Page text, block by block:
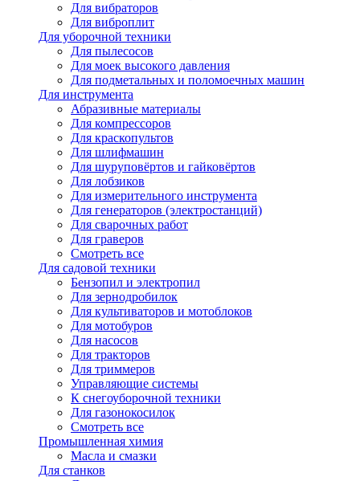
Для вибраторов
Для виброплит
Для уборочной техники
Для пылесосов
Для моек высокого давления
Для подметальных и поломоечных машин
Для инструмента
Абразивные материалы
Для компрессоров
Для краскопультов
Для шлифмашин
Для шуруповёртов и гайковёртов
Для лобзиков
Для измерительного инструмента
Для генераторов (электростанций)
Для сварочных работ
Для граверов
Смотреть все
Для садовой техники
Бензопил и электропил
Для зернодробилок
Для культиваторов и мотоблоков
Для мотобуров
Для насосов
Для тракторов
Для триммеров
Управляющие системы
К снегоуборочной техники
Для газонокосилок
Смотреть все
Промышленная химия
Масла и смазки
Для станков